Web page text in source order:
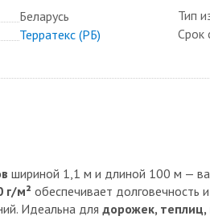
Беларусь
Терратекс (РБ)
Тип
Срок
шириной 1,1 м и длиной 100 м —
г/м² обеспечивает долговечность
Идеальна длядорожек, теплиц,